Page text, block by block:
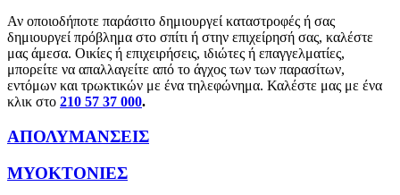
Αν οποιοδήποτε παράσιτο δημιουργεί καταστροφές ή σας
δημιουργεί πρόβλημα στο σπίτι ή στην επιχείρησή σας, καλέστε
μας άμεσα. Οικίες ή επιχειρήσεις, ιδιώτες ή επαγγελματίες,
μπορείτε να απαλλαγείτε από το άγχος των των παρασίτων,
εντόμων και τρωκτικών με ένα τηλεφώνημα. Καλέστε μας με ένα
κλικ στο 210 57 37 000.
ΑΠΟΛΥΜΑΝΣΕΙΣ
ΜΥΟΚΤΟΝΙΕΣ